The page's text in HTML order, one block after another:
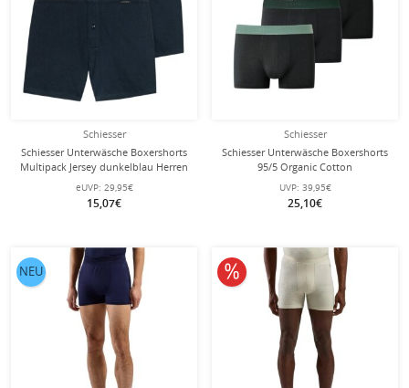
Schiesser
Schiesser Unterwäsche Boxershorts
Multipack Jersey dunkelblau Herren
- 2 Stück
eUVP: 29,95€
15,07€
Schiesser
Schiesser Unterwäsche Boxershorts
95/5 Organic Cotton
Webgummibund mehrfarbig
schwarz Herren - 3 Stück
UVP: 39,95€
25,10€
NEU 10% reduziert